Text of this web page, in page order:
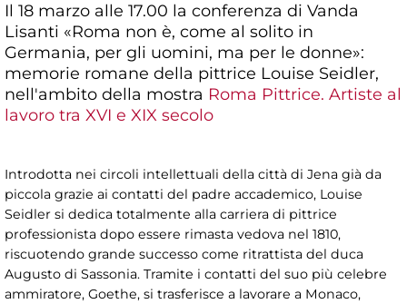
Il 18 marzo alle 17.00 la conferenza di Vanda
Lisanti «Roma non è, come al solito in
Germania, per gli uomini, ma per le donne»:
memorie romane della pittrice Louise Seidler,
nell'ambito della mostra Roma Pittrice. Artiste al
lavoro tra XVI e XIX secolo
Introdotta nei circoli intellettuali della città di Jena già da
piccola grazie ai contatti del padre accademico, Louise
Seidler si dedica totalmente alla carriera di pittrice
professionista dopo essere rimasta vedova nel 1810,
riscuotendo grande successo come ritrattista del duca
Augusto di Sassonia. Tramite i contatti del suo più celebre
ammiratore, Goethe, si trasferisce a lavorare a Monaco,